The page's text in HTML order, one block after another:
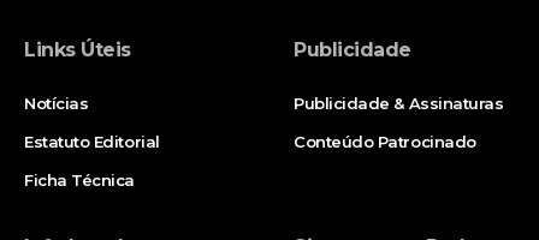
Links Úteis
Notícias
Estatuto Editorial
Ficha Técnica
Publicidade
Publicidade & Assinaturas
Conteúdo Patrocinado